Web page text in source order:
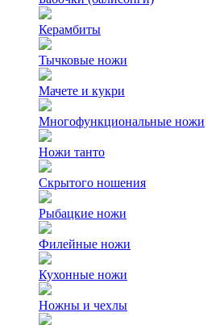
Керамбиты
Тычковые ножи
Мачете и кукри
Многофункциональные ножи
Ножи танто
Скрытого ношения
Рыбацкие ножи
Филейные ножи
Кухонные ножи
Ножны и чехлы